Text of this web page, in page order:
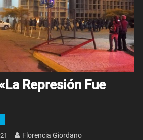
Represión Fue
Florencia Giordano